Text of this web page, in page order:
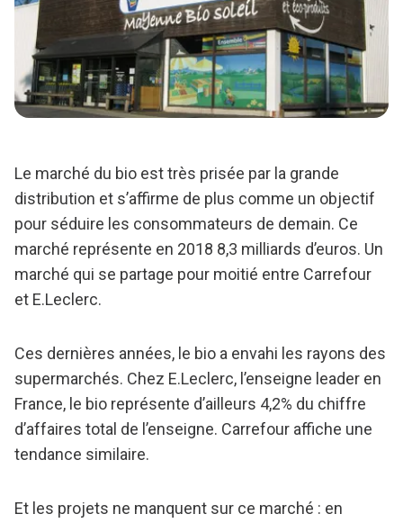
Le marché du bio est très prisée par la grande
distribution et s’affirme de plus comme un objectif
pour séduire les consommateurs de demain. Ce
marché représente en 2018 8,3 milliards d’euros. Un
marché qui se partage pour moitié entre Carrefour
et E.Leclerc.
Ces dernières années, le bio a envahi les rayons des
supermarchés. Chez E.Leclerc, l’enseigne leader en
France, le bio représente d’ailleurs 4,2% du chiffre
d’affaires total de l’enseigne. Carrefour affiche une
tendance similaire.
Et les projets ne manquent sur ce marché : en